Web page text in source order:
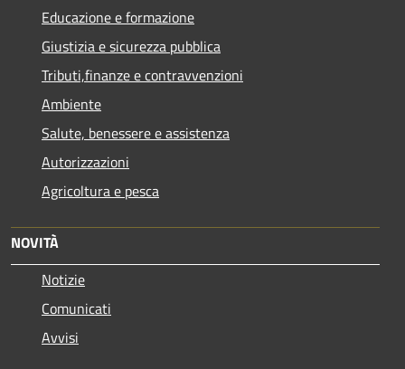
Educazione e formazione
Giustizia e sicurezza pubblica
Tributi,finanze e contravvenzioni
Ambiente
Salute, benessere e assistenza
Autorizzazioni
Agricoltura e pesca
NOVITÀ
Notizie
Comunicati
Avvisi